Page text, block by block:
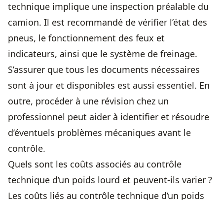
technique implique une inspection préalable du
camion. Il est recommandé de vérifier l’état des
pneus, le fonctionnement des feux et
indicateurs, ainsi que le système de freinage.
S’assurer que tous les documents nécessaires
sont à jour et disponibles est aussi essentiel. En
outre, procéder à une révision chez un
professionnel peut aider à identifier et résoudre
d’éventuels problèmes mécaniques avant le
contrôle.
Quels sont les coûts associés au contrôle
technique d’un poids lourd et peuvent-ils varier ?
Les coûts liés au contrôle technique d’un poids